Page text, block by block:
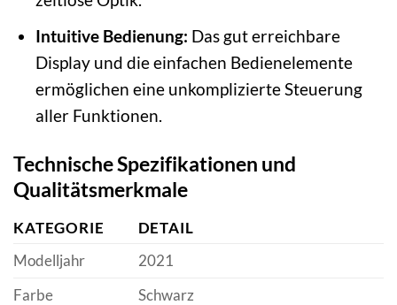
Intuitive Bedienung: Das gut erreichbare
Display und die einfachen Bedienelemente
ermöglichen eine unkomplizierte Steuerung
aller Funktionen.
Technische Spezifikationen und
Qualitätsmerkmale
KATEGORIE
DETAIL
Modelljahr
2021
Farbe
Schwarz